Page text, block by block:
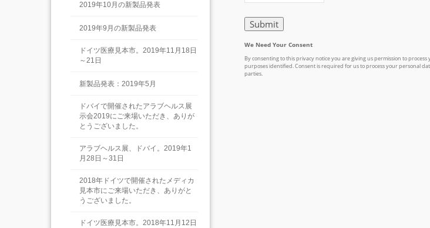
2019年10月の新製品発表
2019年9月の新製品発表
ドイツ医療見本市。2019年11月18日
～21日
新製品発表：2019年5月
ドバイで開催されたアラブヘルス展
示会2019にご来場いただき、ありが
とうございました。
アラブヘルス展、ドバイ。2019年1
月28日～31日
2018年ドイツで開催されたメディカ
見本市にご来場いただき、ありがと
うございました。
ドイツ医療見本市。2018年11月12日